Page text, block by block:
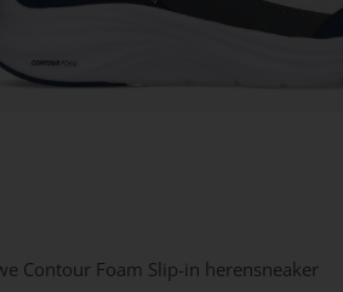
Contour Foam Slip-in herensneaker